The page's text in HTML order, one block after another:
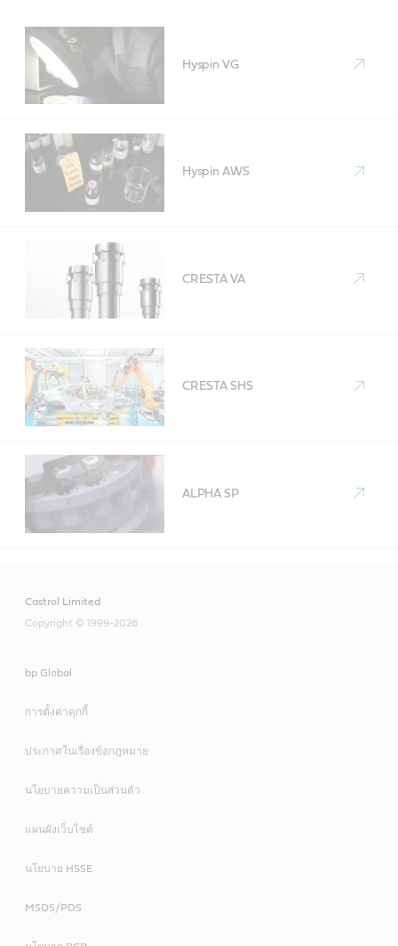
Hyspin VG
Hyspin AWS
CRESTA VA
CRESTA SHS
ALPHA SP
Castrol Limited
Copyright © 1999-2026
bp Global
การตั้งค่าคุกกี้
ประกาศในเรื่องข้อกฎหมาย
นโยบายความเป็นส่วนตัว
แผนผังเว็บไซต์
นโยบาย HSSE
MSDS/PDS